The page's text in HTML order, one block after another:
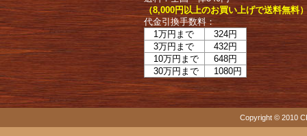
（8,000円以上のお買い上げで送料無料
代金引換手数料：
1万円まで
324円
3万円まで
432円
10万円まで
648円
30万円まで
1080円
Copyright © 2010